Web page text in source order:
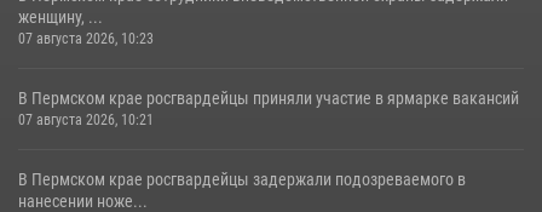
женщину, ...
07 августа 2026, 10:23
В Пермском крае росгвардейцы приняли участие в ярмарке вакансий
07 августа 2026, 10:21
В Пермском крае росгвардейцы задержали подозреваемого в
нанесении ноже...